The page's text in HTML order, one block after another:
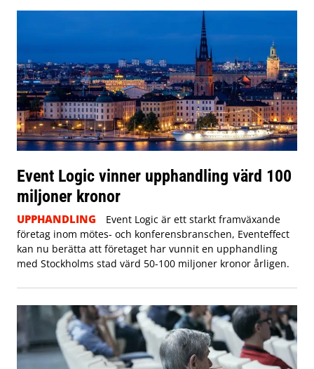
Event Logic vinner upphandling värd 100
miljoner kronor
UPPHANDLING
Event Logic är ett starkt framväxande
företag inom mötes- och konferensbranschen, Eventeffect
kan nu berätta att företaget har vunnit en upphandling
med Stockholms stad värd 50-100 miljoner kronor årligen.